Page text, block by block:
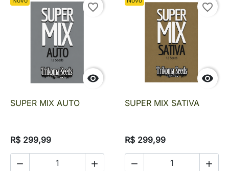

favorite_border
SUPER MIX AUTO
R$ 299,99
 

favorite_border
SUPER MIX SATIVA
R$ 299,99
 